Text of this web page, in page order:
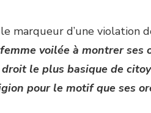
marqueur d’une violation
voilée à montrer ses
le plus basique de
pour le motif que ses